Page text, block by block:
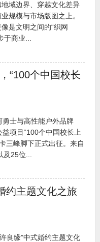
域边界、穿越文化差异
规模与市场版图之上。
是文明之间的“织网
商业...
“100个中国校长
士与高性能户外品牌
项目“100个中国校长上
三峰脚下正式出征。来自
25位...
约主题文化之旅
良缘”中式婚约主题文化